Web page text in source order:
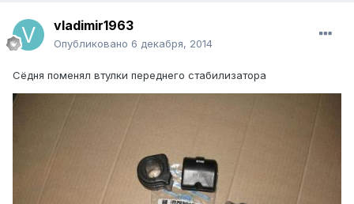
vladimir1963
Опубликовано 6 декабря, 2014
Сёдня поменял втулки переднего стабилизатора